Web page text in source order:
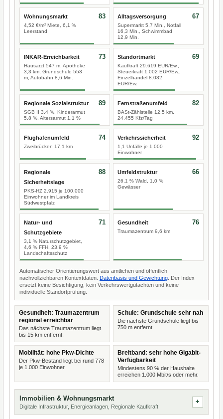
Wohnungsmarkt
4,52 €/m² Miete, 6,1 %
Leerstand
83 Alltagsversorgung
Supermarkt 5,7 Min., Notfall
16,3 Min., Schwimmbad
12,9 Min.
67
INKAR-Erreichbarkeit
Hausarzt 547 m, Apotheke
3,3 km, Grundschule 553
m, Autobahn 8,6 Min.
73 Standortmarkt
Kaufkraft 29.619 EUR/Ew.,
Steuerkraft 1.002 EUR/Ew.,
Einzelhandel 8.082
EUR/Ew.
69
Regionale Sozialstruktur
SGB II 3,4 %, Kinderarmut
5,8 %, Altersarmut 1,1 %
89 Fernstraßenumfeld
BASt-Zählstelle 12,5 km,
24.455 Kfz/Tag
82
Flughafenumfeld
Zweibrücken 17,1 km
74 Verkehrssicherheit
1,1 Unfälle je 1.000
Einwohner
92
Regionale
Sicherheitslage
PKS-HZ 2.915 je 100.000
Einwohner im Landkreis
Südwestpfalz
88 Umfeldstruktur
26,1 % Wald, 1,0 %
Gewässer
66
Natur- und
Schutzgebiete
3,1 % Naturschutzgebiet,
4,6 % FFH, 23,9 %
Landschaftsschutz
71 Gesundheit
Traumazentrum 9,6 km
76
Automatischer Orientierungswert aus amtlichen und öffentlich
nachvollziehbaren Kontextdaten. Datenbasis und Gewichtung . Der Index
ersetzt keine Besichtigung, kein Verkehrswertgutachten und keine
individuelle Standortprüfung.
Gesundheit: Traumazentrum
regional erreichbar
Das nächste Traumazentrum liegt
bis 15 km entfernt.
Schule: Grundschule sehr nah
Die nächste Grundschule liegt bis
750 m entfernt.
Mobilität: hohe Pkw-Dichte
Der Pkw-Bestand liegt bei rund 778
je 1.000 Einwohner.
Breitband: sehr hohe Gigabit-
Verfügbarkeit
Mindestens 90 % der Haushalte
erreichen 1.000 Mbit/s oder mehr.
Immobilien & Wohnungsmarkt
Digitale Infrastruktur, Energieanlagen, Regionale Kaufkraft